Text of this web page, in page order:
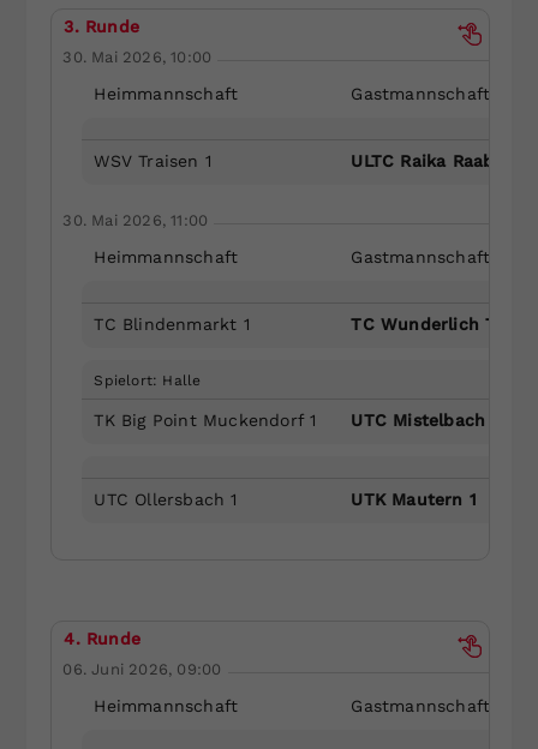
3. Runde
30. Mai 2026, 10:00
Heimmannschaft Gastmannschaft
WSV Traisen 1 ULTC Raika Raabs 1
30. Mai 2026, 11:00
Heimmannschaft Gastmannschaft
TC Blindenmarkt 1 TC Wunderlich
Spielort: Halle
TK Big Point Muckendorf 1 UTC Mistelbach 1
UTC Ollersbach 1 UTK Mautern 1
4. Runde
06. Juni 2026, 09:00
Heimmannschaft Gastmannschaft